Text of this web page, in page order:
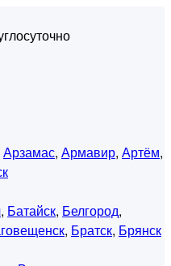
Арзамас, Армавир, Артём,
, Батайск, Белгород,
, Братск, Брянск